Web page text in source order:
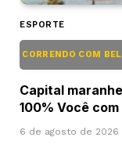
ESPORTE
CORRENDO COM
Capital
100% Você
6 de agosto de 2026